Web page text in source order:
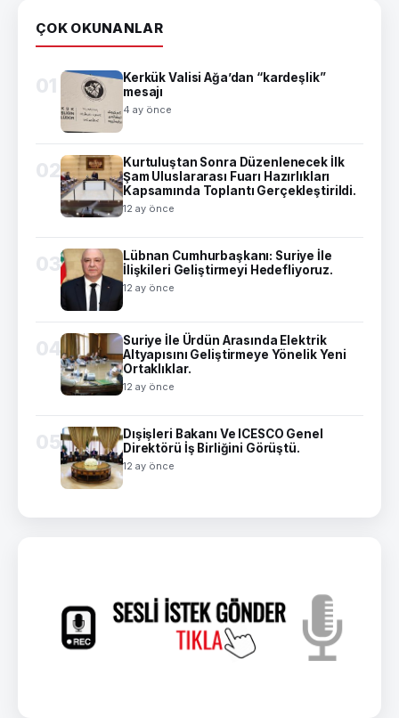
ÇOK OKUNANLAR
01
Kerkük Valisi Ağa’dan “kardeşlik”
mesajı
4 ay önce
02
Kurtuluştan Sonra Düzenlenecek İlk
Şam Uluslararası Fuarı Hazırlıkları
Kapsamında Toplantı Gerçekleştirildi.
12 ay önce
03
Lübnan Cumhurbaşkanı: Suriye İle
İlişkileri Geliştirmeyi Hedefliyoruz.
12 ay önce
04
Suriye İle Ürdün Arasında Elektrik
Altyapısını Geliştirmeye Yönelik Yeni
Ortaklıklar.
12 ay önce
05
Dışişleri Bakanı Ve ICESCO Genel
Direktörü İş Birliğini Görüştü.
12 ay önce